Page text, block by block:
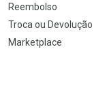
Reembolso
Troca ou Devolução
Marketplace